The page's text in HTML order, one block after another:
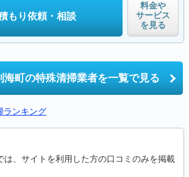
もり依頼・相談
料金や
サービス
を見る
海町の特殊清掃業者を一覧で見る
ランキング
は、サイトを利用した方の口コミのみを掲載